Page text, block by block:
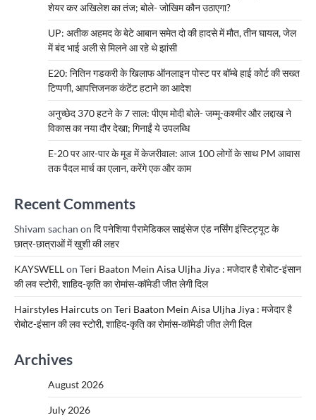
शेयर कर अखिलेश का तंज; बोले- जोखिम कौन उठाएगा?
UP: अतीक अहमद के बेटे आबान समेत दो की हादसे में मौत, तीन घायल, जेल
में बंद भाई अली से मिलने आ रहे थे झांसी
E20: नितिन गडकरी के खिलाफ ऑनलाइन पोस्ट पर बॉम्बे हाई कोर्ट की सख्त
टिप्पणी, आपत्तिजनक कंटेंट हटाने का आदेश
अनुच्छेद 370 हटने के 7 साल: पीएम मोदी बोले- जम्मू-कश्मीर और लद्दाख ने
विकास का नया दौर देखा; गिनाईं ये उपलब्धि
E-20 पर आर-पार के मूड में केजरीवाल: आज 100 लोगों के साथ PM आवास
तक पैदल मार्च का एलान, करेंगे एक और काम
Recent Comments
Shivam sachan on दि पनेशिया पैरामेडिकल साइंसेज एंड नर्सिंग इंस्टिट्यूट के
छात्र-छात्राओं में खुशी की लहर
KAYSWELLon Teri Baaton Mein Aisa Uljha Jiya : मजेदार है रोबोट-इंसान
की लव स्टोरी, शाहिद-कृति का रोमांस-कॉमेडी जीत लेगी दिल
Hairstyles Haircutson Teri Baaton Mein Aisa Uljha Jiya : मजेदार है
रोबोट-इंसान की लव स्टोरी, शाहिद-कृति का रोमांस-कॉमेडी जीत लेगी दिल
Archives
August 2026
July 2026